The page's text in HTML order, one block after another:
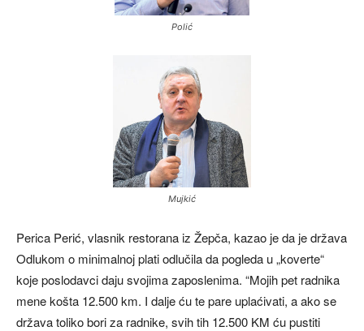
Polić
Mujkić
Perica Perić, vlasnik restorana iz Žepča, kazao je da je država
Odlukom o minimalnoj plati odlučila da pogleda u „koverte“
koje poslodavci daju svojima zaposlenima. “Mojih pet radnika
mene košta 12.500 km. I dalje ću te pare uplaćivati, a ako se
država toliko bori za radnike, svih tih 12.500 KM ću pustiti